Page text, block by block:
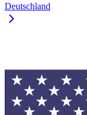
Deutschland